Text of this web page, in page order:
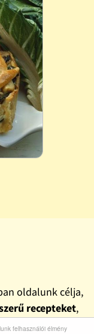
felhasználói élmény
oldalunk célja,
recepteket,
.